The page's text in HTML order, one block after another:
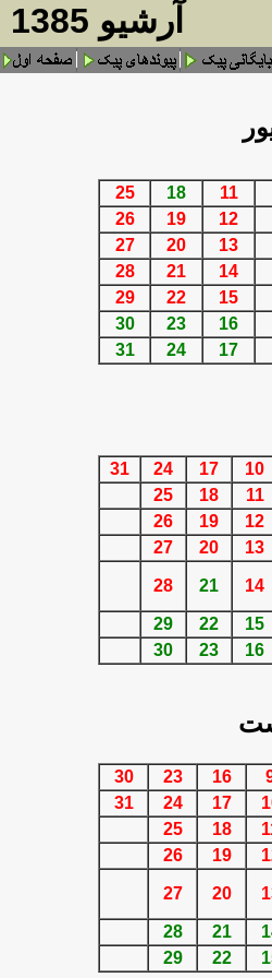
آرشيو 1385
25 18 11
26 19 12
27 20 13
28 21 14
29 22 15
30 23 16
31 24 17
31 24 17 10
25 18 11
26 19 12
27 20 13
28 21 14
29 22 15
30 23 16
30 23 16
31 24 17
25 18
26 19
27 20
28 21
29 22